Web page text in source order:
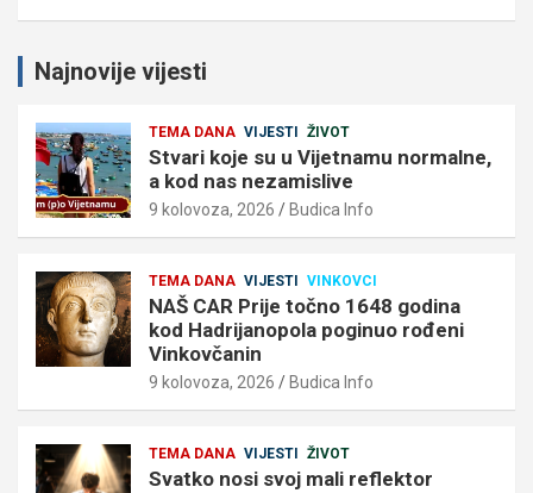
Najnovije vijesti
TEMA DANA VIJESTI ŽIVOT
Stvari koje su u Vijetnamu normalne,
a kod nas nezamislive
9 kolovoza, 2026 Budica Info
TEMA DANA VIJESTI VINKOVCI
NAŠ CAR Prije točno 1648 godina
kod Hadrijanopola poginuo rođeni
Vinkovčanin
9 kolovoza, 2026 Budica Info
TEMA DANA VIJESTI ŽIVOT
Svatko nosi svoj mali reflektor